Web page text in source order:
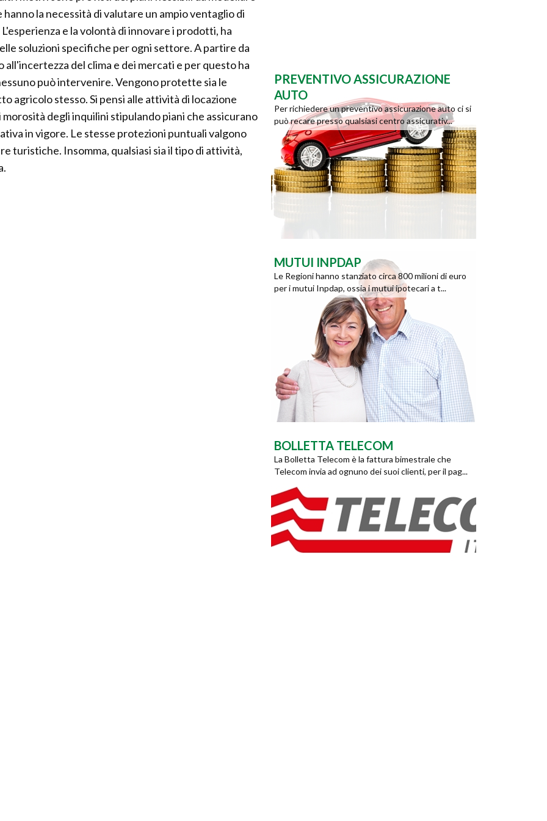
la necessità di valutare un ampio ventaglio di
e la volontà di innovare i prodotti, ha
soluzioni specifiche per ogni settore. A partire da
del clima e dei mercati e per questo ha
può intervenire. Vengono protette sia le
agricolo stesso. Si pensi alle attività di locazione
degli inquilini stipulando piani che assicurano
in vigore. Le stesse protezioni puntuali valgono
turistiche. Insomma, qualsiasi sia il tipo di attività,
PREVENTIVO ASSICURAZIONE
AUTO
Per richiedere un preventivo assicurazione auto ci si
può recare presso qualsiasi centro assicurativ...
MUTUI INPDAP
Le Regioni hanno stanziato circa 800 milioni di euro
per i mutui Inpdap, ossia i mutui ipotecari a t...
BOLLETTA TELECOM
La Bolletta Telecom è la fattura bimestrale che
Telecom invia ad ognuno dei suoi clienti, per il pag...